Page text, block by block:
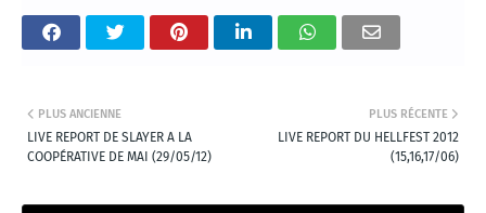
PLUS RÉCENTE
LIVE REPORT DU HELLFEST 2012
(15,16,17/06)
PLUS ANCIENNE
LIVE REPORT DE SLAYER A LA
COOPÉRATIVE DE MAI (29/05/12)